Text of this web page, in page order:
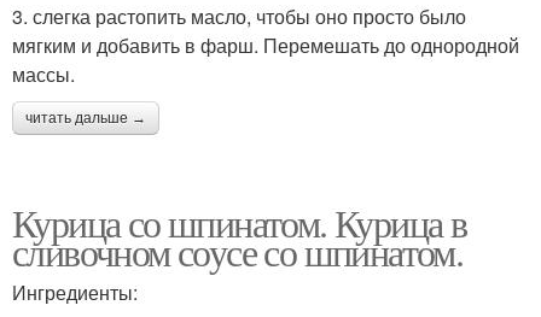
3. слегка растопить масло, чтобы оно просто было
мягким и добавить в фарш. Перемешать до однородной
массы.
читать дальше →
Курица со шпинатом. Курица в
сливочном соусе со шпинатом.
Ингредиенты: